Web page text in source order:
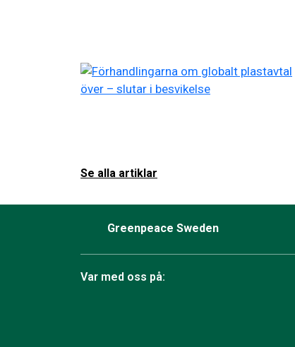
Se alla artiklar
Greenpeace Sweden
Var med oss på: